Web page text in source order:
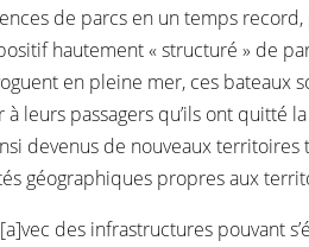
de parcs en un temps
hautement « structuré » de
en pleine mer, ces bateaux
à leurs passagers qu’ils ont quitté
devenus de nouveaux
géographiques propres aux
[a]vec des infrastructures pouvant